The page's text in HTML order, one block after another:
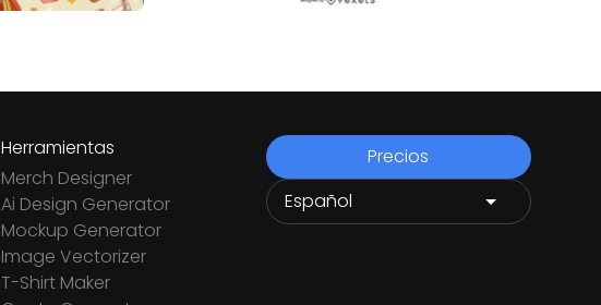
Herramientas
Merch Designer
Ai Design Generator
Mockup Generator
Image Vectorizer
T-Shirt Maker
Precios